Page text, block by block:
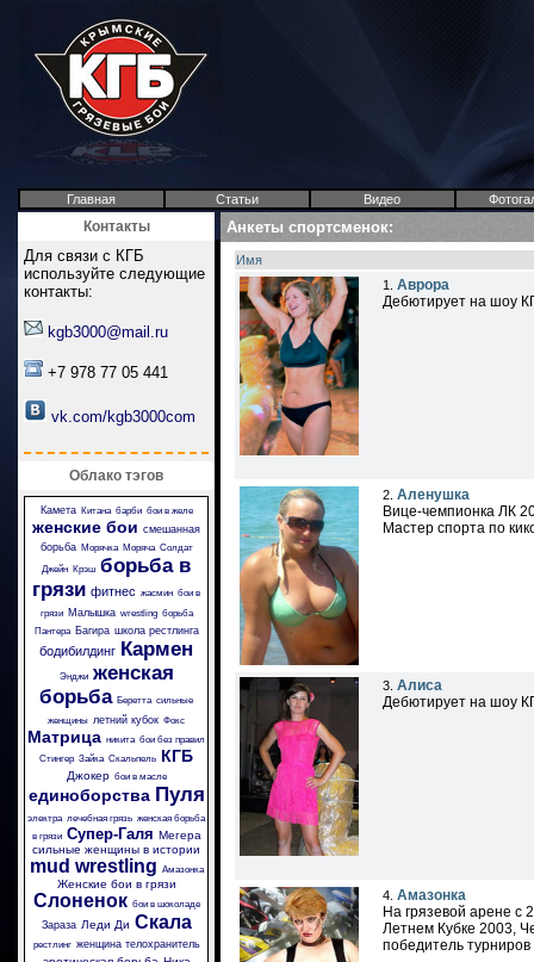
Главная Статьи Видео
Контакты
Для связи с КГБ
используйте следующие
контакты:
kgb3000@mail.ru
+7 978 77 05 441
vk.com/kgb3000com
Облако тэгов
Камета Китана барби бои в желе
женские бои смешанная
борьба
Морячка Моряча Солдат
Джейн Крэш борьба в
грязи фитнес жасмин бои в
грязи
Малышка wrestling борьба
Пантера
Багира школа рестлинга
бодибилдинг Кармен
Энджи женская
борьба Беретта сильные
женщины летний кубок Фокс
Матрица никита бои без правил
Стингер Зайка Скальпель КГБ
Джокер бои в масле
единоборства Пуля
электра лечебная грязь женская борьба
в грязи Супер-Галя Мегера
сильные женщины в истории
mud wrestling Амазонка
Женские бои в грязи
Слоненок бои в шоколаде
Зараза Леди Ди Скала
рестлинг женщина телохранитель
Анкеты спортсменок:
Имя
1.
Аврора
Дебютирует на шоу
2. Аленушка
Вице-чемпионка ЛК
Мастер спорта по
3. Алиса
Дебютирует на шоу
4. Амазонка
На грязевой арене с
Летнем Кубке 2003,
победитель